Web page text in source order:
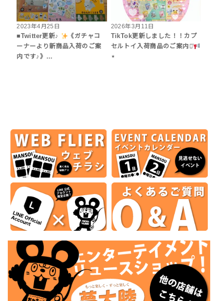
2023年4月25日
■Twitter更新♪
《ガチャコ
ーナーより新商品入荷のご案
内です♪》…
2026年3月11日
TikTok更新しました！！カプ
セルトイ入荷商品のご案内⋆͛
⋆